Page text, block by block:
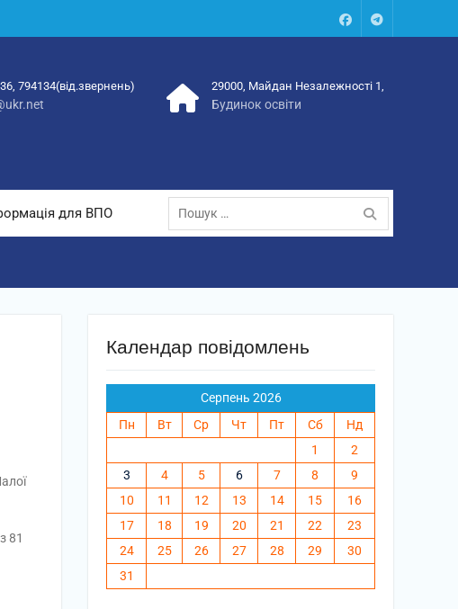
FacebookTalegram
794134(від.звернень) 29000, Майдан Незалежності 1,
Будинок освіти
для ВПО
Пошук:
81
Календар повідомлень
Серпень 2026
Пн
Вт Ср Чт Пт Сб
Нд
1
2
3
4 5 6 7 8
9
10
11 12 13 14 15
16
17
18 19 20 21 22
23
24
25 26 27 28 29
30
31